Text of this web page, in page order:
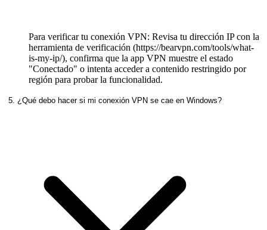
Para verificar tu conexión VPN: Revisa tu dirección IP con la
herramienta de verificación (https://bearvpn.com/tools/what-
is-my-ip/), confirma que la app VPN muestre el estado
"Conectado" o intenta acceder a contenido restringido por
región para probar la funcionalidad.
5. ¿Qué debo hacer si mi conexión VPN se cae en Windows?